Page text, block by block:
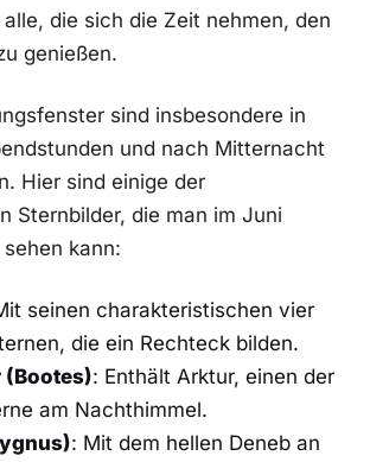
die sich‌ die Zeit nehmen, ⁢den​
genießen.
sind‍ insbesondere in
und nach Mitternacht
Hier sind einige der‌
⁤Sternbilder, ⁢die man im Juni⁤
kann:
seinen charakteristischen vier
die ein Rechteck bilden.
(Bootes): Enthält Arktur,⁣ einen der
am Nachthimmel.
: Mit dem ⁢hellen Deneb ⁢an